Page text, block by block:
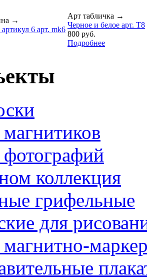
→
6 арт. mk6
Арт табличка →
Черное и белое арт. T8
800 руб.
Подробнее
коллекция
грифельные
для